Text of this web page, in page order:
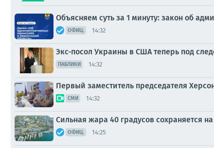
Объясняем суть за 1 минуту: закон об
ОФИЦ. 14:32
Экс-посол Украины в США теперь под
ПАБЛИКИ 14:32
Первый заместитель председателя
СМИ 14:32
Сильная жара 40 градусов сохраняется
ОФИЦ. 14:25